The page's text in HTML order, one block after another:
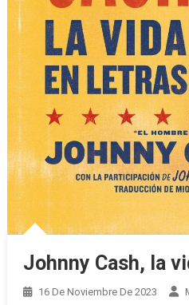
Johnny Cash, la
16 De Noviembre De 2023